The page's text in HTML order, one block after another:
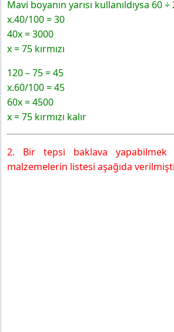
Mavi boyanın yarısı kullanıldıysa 60 ÷
x.40/100 = 30
40x = 3000
x = 75 kırmızı
120 – 75 = 45
x.60/100 = 45
60x = 4500
x = 75 kırmızı kalır
2. Bir tepsi baklava yapabilmek
malzemelerin listesi aşağıda